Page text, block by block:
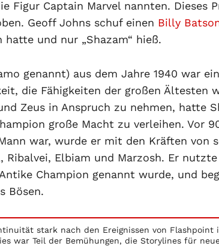
Figur Captain Marvel nannten. Dieses
Geoff Johns schuf einen Billy
hatte und nur „Shazam“ hieß.
genannt) aus dem Jahre 1940 war ein
die Fähigkeiten der großen Ältesten
Zeus in Anspruch zu nehmen, hatte
große Macht zu verleihen. Vor
war, wurde er mit den Kräften von
Elbiam und Marzosh. Er
Champion genannt wurde, und
Bösen.
stark nach den Ereignissen von Flashpoint
war Teil der Bemühungen, die Storylines für